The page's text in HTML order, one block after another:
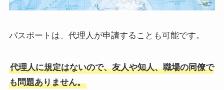
パスポートは、代理人が申請することも可能です。
代理人に規定はないので、友人や知人、職場の同僚で
も問題ありません。